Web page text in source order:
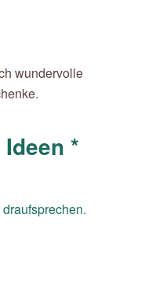
wundervolle
*